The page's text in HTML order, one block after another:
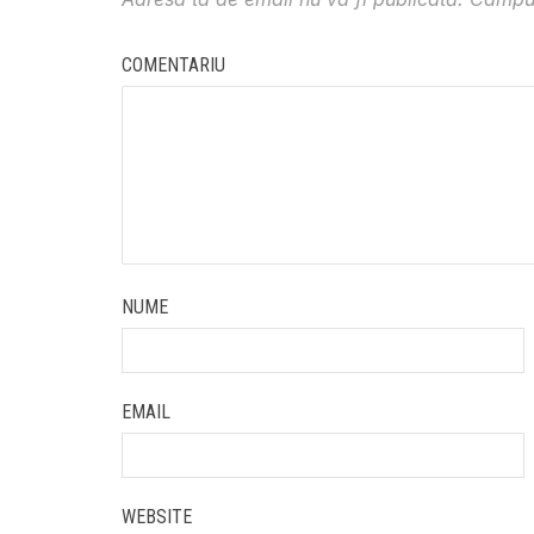
COMENTARIU
NUME
EMAIL
WEBSITE